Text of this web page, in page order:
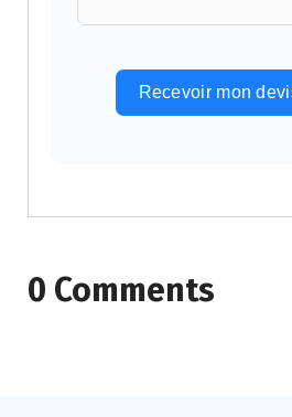
Recevoir mon
0 Comments